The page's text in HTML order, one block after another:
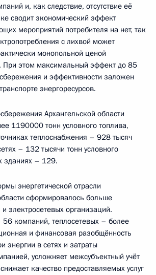
и, как следствие, отсутствие её
сводит экономический эффект
мероприятий потребителя на нет, так
с лихвой может
монопольной ценой
При этом максимальный эффект до 85
и эффективности заложен
энергоресурсов.
Архангельской области
1190000 тонн условного топлива,
теплоснабжения – 928 тысяч
– 132 тысячи тонн условного
зданиях – 129.
энергетической отрасли
сформировалось больше
и электросетевых организаций.
56 компаний, теплосетевых – более
и финансовая разобщённость
энергии в сетях и затраты
усложняет межсубъектный учёт
качество предоставляемых услуг